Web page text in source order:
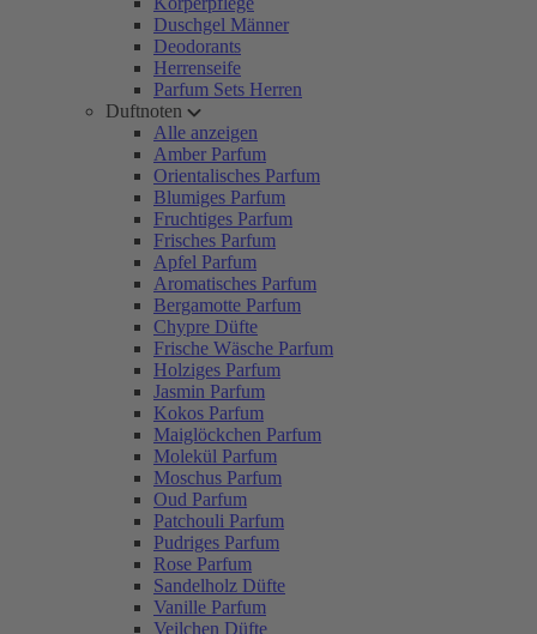
Duschgel Männer
Deodorants
Herrenseife
Parfum Sets Herren
Duftnoten
Alle anzeigen
Amber Parfum
Orientalisches Parfum
Blumiges Parfum
Fruchtiges Parfum
Frisches Parfum
Apfel Parfum
Aromatisches Parfum
Bergamotte Parfum
Chypre Düfte
Frische Wäsche Parfum
Holziges Parfum
Jasmin Parfum
Kokos Parfum
Maiglöckchen Parfum
Molekül Parfum
Moschus Parfum
Oud Parfum
Patchouli Parfum
Pudriges Parfum
Rose Parfum
Sandelholz Düfte
Vanille Parfum
Veilchen Düfte